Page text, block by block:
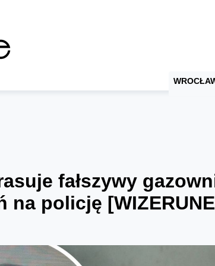
fałszywy
na policję